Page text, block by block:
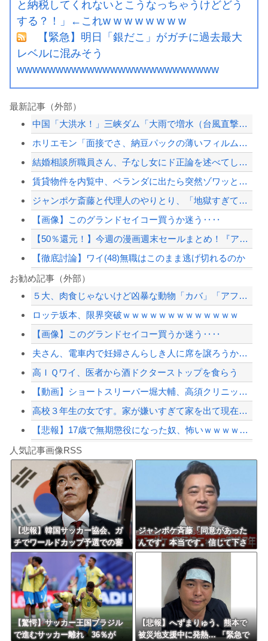
と納税してくれないとこうなっちゃうけどどう
する？！」←これw w w w w w w w
【緊急】明日「銀だこ」がガチに過去最大
レベルに混みそう
wwwwwwwwwwwwwwwwwwwwwwwwww
最新記事（外部）
中国「大洪水！」三峡ダム「大雨で増水（台風直撃前」中国ダム「緊急放流！」中国鉄道...
ホリエモン「面接でさ、納豆パックの薄いフィルムって何のために入っていの？って聞く...
結婚相談所職員さん、子なし女にド正論を述べてしまう…
賃貸物件を内覧中、ベランダに出たら突然ゾワッと両腕に鳥肌が出た。「やっぱりこの部...
ジャンポケ斎藤と代理人のやりとり、「地獄すぎて完全にコントになってる……」と衝撃...
【画像】このグランドセイコー買うか迷う‥‥
【50％還元！】今週の漫画週末セールまとめ！『アツいスポーツ漫画』3000冊以上...
【徹底討論】ワイ(48)無職はこのまま逃げ切れるのか
秋田県職員さん、会見をバスローブ＆喫煙スタイルで対応してしまい大炎上ｗ
【配信者】「金バエ」のSNS更新が1週間途絶え、様々な憶測が飛び交う。1週間ぶり...
Powered by livedoor 相互RSS
お勧め記事（外部）
５大、肉食じゃないけど凶暴な動物「カバ」「アフリカゾウ」「バッファロー」「コーカ...
ロッテ坂本、限界突破ｗｗｗｗｗｗｗｗｗｗｗｗｗ
【画像】このグランドセイコー買うか迷う‥‥
夫さん、電車内で妊婦さんらしき人に席を譲ろうか悩んでいたら隣の男性に先を越される...
高ＩＱワイ、医者から酒ドクターストップを食らう
【動画】ショートスリーパー堀大輔、高須クリニック息子にマジギレ！怖すぎると話題に
高校３年生の女です。家が嫌いすぎて家を出て現在養護施設で暮らしています
【悲報】17歳で無期懲役になった奴、怖いｗｗｗｗｗｗｗｗｗｗｗｗｗｗｗｗｗｗｗｗ...
8/4のニュース
日本旅行キャンセルすべきか…1万年ぶり史上最大級の火山の兆し＝韓国の反応
更新中止のお知らせ
海外「おめでとうタキ！」リヴァプール南野がバースデーゴール！！
Powered by livedoor 相互RSS
人気記事画像RSS
【悲報】韓国サッカー協会、ガ
チでワールドカップ予選での審
判への性接待がバレ大炎上大騒
ぎにｗｗｗｗｗｗｗｗ
ジャンポケ斉藤「同意があった
んです。本当です。信じて下さ
い」 ←何でこの主張が通らな
【驚愕】サッカー王国ブラジル
で進むサッカー離れ 36％が
【悲報】へずまりゅう、熊本で
被災地支援中に発熱… 「緊急で